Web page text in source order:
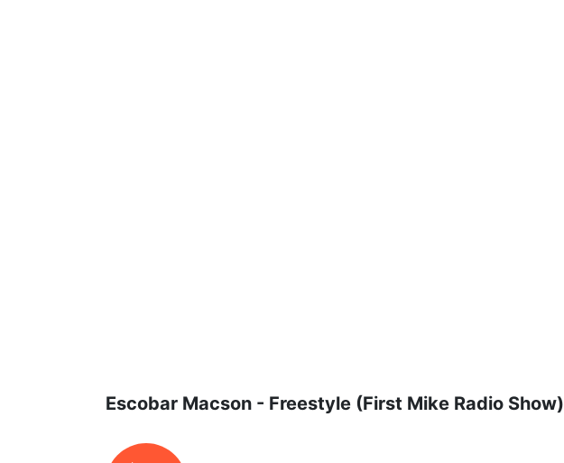
Escobar Macson - Freestyle (First Mike Radio Show)